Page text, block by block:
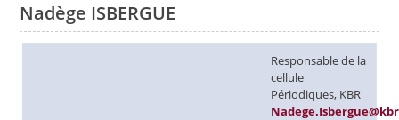
Nadège ISBERGUE
Responsable de la
cellule
Périodiques, KBR